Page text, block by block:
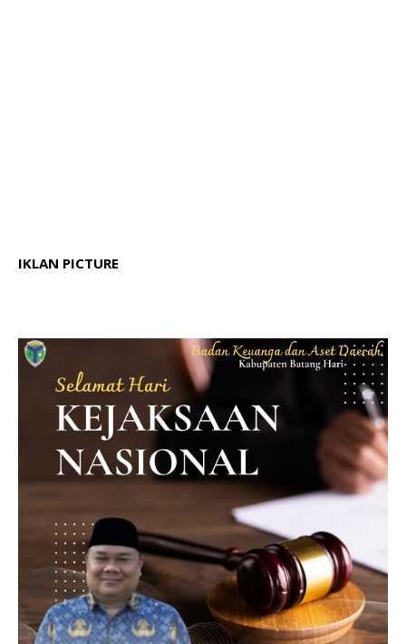
IKLAN PICTURE